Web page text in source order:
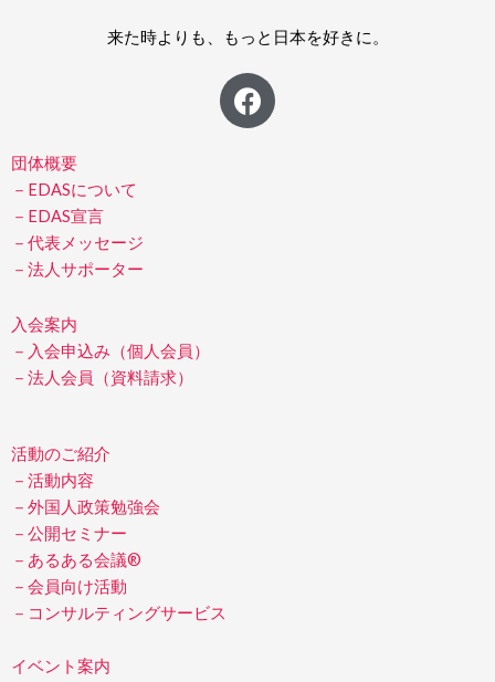
来た時よりも、もっと日本を好きに。
F
a
団体概要
－EDASについて
－EDAS宣言
－代表メッセージ
－法人サポーター
入会案内
－入会申込み（個人会員）
－法人会員（資料請求）
活動のご紹介
－活動内容
－外国人政策勉強会
－公開セミナー
－あるある会議®
－会員向け活動
－コンサルティングサービス
イベント案内